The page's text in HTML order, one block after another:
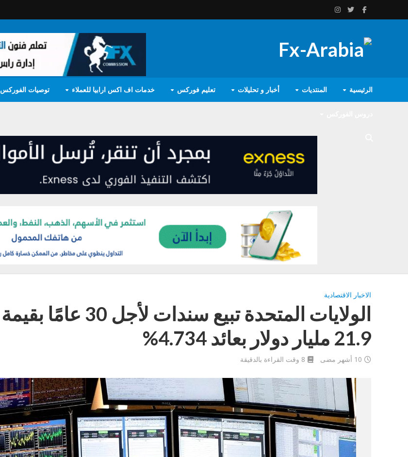
الرئيسية المنتديات أخبار و تحليلات تعليم فوركس خدمات اف اكس ارابيا للعملاء توصيات الفوركس
الاخبار الاقتصادية
الولايات المتحدة تبيع سندات لأجل 30 عامًا بقيمة
21.9 مليار دولار بعائد 4.734%
10 أشهر مضى 8 وقت القراءة بالدقيقة